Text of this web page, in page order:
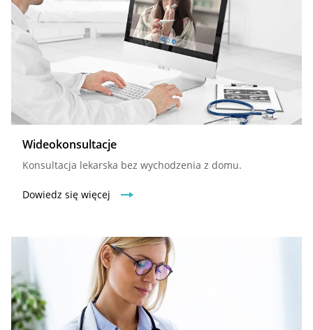
Wideokonsultacje
Konsultacja lekarska bez wychodzenia z domu.
Dowiedz się więcej